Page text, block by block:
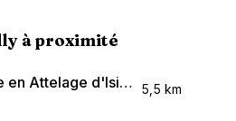
à proximité
Balade commentée en Attelage d'Isigny Omaha (2h30) 5,5 km